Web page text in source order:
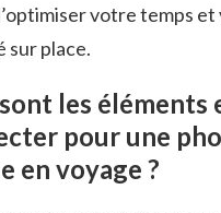
votre temps
sur place.
les éléments
pour une
en voyage ?